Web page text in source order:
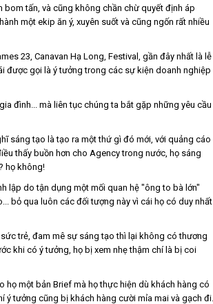
tấn, và cũng không chần chừ quyết định áp
một ekip ăn ý, xuyên suốt và cũng ngốn rất nhiều
23, Canavan Hạ Long, Festival, gần đây nhất là lễ
được gọi là ý tưởng trong các sự kiện doanh nghiệp
đình... mà liên tục chúng ta bắt gặp những yêu cầu
sáng tạo là tạo ra một thứ gì đó mới, với quảng cáo
thấy buồn hơn cho Agency trong nước, họ sáng
họ không!
lập do tận dụng một mối quan hệ "ông to bà lớn"
bỏ qua luôn các đối tượng này vì cái họ có duy nhất
trẻ, đam mê sự sáng tạo thì lại không có thương
khi có ý tưởng, họ bị xem nhẹ thậm chí là bị coi
họ một bản Brief mà họ thực hiện dù khách hàng có
ý tưởng cũng bị khách hàng cười mỉa mai và gạch đi.